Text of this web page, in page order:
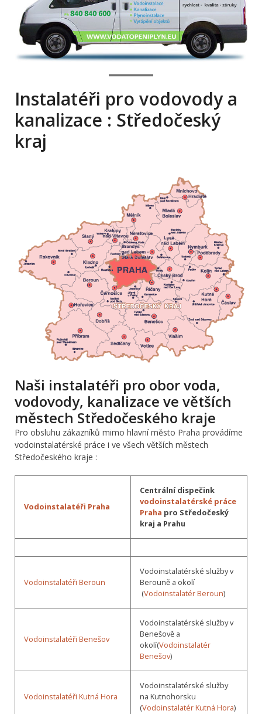
Instalatéři pro vodovody a
kanalizace : Středočeský
kraj
Naši instalatéři pro obor voda,
vodovody, kanalizace ve větších
městech Středočeského kraje
Pro obsluhu zákazníků mimo hlavní město Praha provádíme
vodoinstalatérské práce i ve všech větších městech
Středočeského kraje :
Vodoinstalatéři Praha
Centrální dispečink
vodoinstalatérské práce
Praha pro Středočeský
kraj a Prahu
Vodoinstalatéři Beroun
Vodoinstalatérské služby v
Berouně a okolí
(Vodoinstalatér Beroun)
Vodoinstalatéři Benešov
Vodoinstalatérské služby v
Benešově a
okolí(Vodoinstalatér
Benešov)
Vodoinstalatéři Kutná Hora
Vodoinstalatérské služby
na Kutnohorsku
(Vodoinstalatér Kutná Hora)